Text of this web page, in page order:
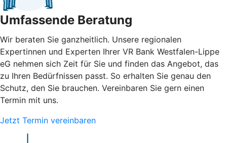
Umfassende Beratung
Wir beraten Sie ganzheitlich. Unsere regionalen
Expertinnen und Experten Ihrer VR Bank Westfalen-Lippe
eG nehmen sich Zeit für Sie und finden das Angebot, das
zu Ihren Bedürfnissen passt. So erhalten Sie genau den
Schutz, den Sie brauchen. Vereinbaren Sie gern einen
Termin mit uns.
Jetzt Termin vereinbaren